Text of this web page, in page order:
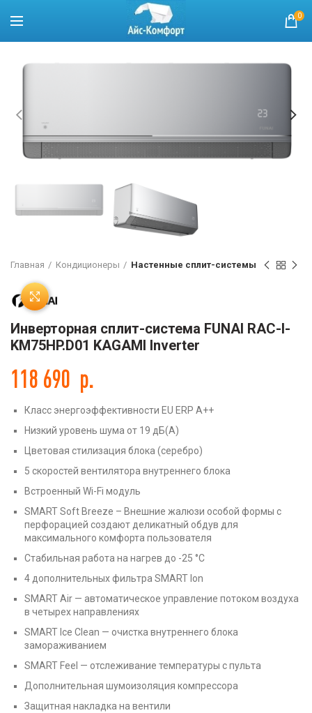
0
Нажмите, чтобы увеличить
Главная Кондиционеры Настенные сплит-системы
Инверторная сплит-система FUNAI RAC-I-
KM75HP.D01 KAGAMI Inverter
118 690 р.
Класс энергоэффективности EU ERP A++
Низкий уровень шума от 19 дБ(А)
Цветовая стилизация блока (серебро)
5 скоростей вентилятора внутреннего блока
Встроенный Wi-Fi модуль
SMART Soft Breeze – Внешние жалюзи особой формы с
перфорацией создают деликатный обдув для
максимального комфорта пользователя
Стабильная работа на нагрев до -25 °С
4 дополнительных фильтра SMART Ion
SMART Air — автоматическое управление потоком воздуха
в четырех направлениях
SMART Ice Clean — очистка внутреннего блока
замораживанием
SMART Feel — отслеживание температуры с пульта
Дополнительная шумоизоляция компрессора
Защитная накладка на вентили